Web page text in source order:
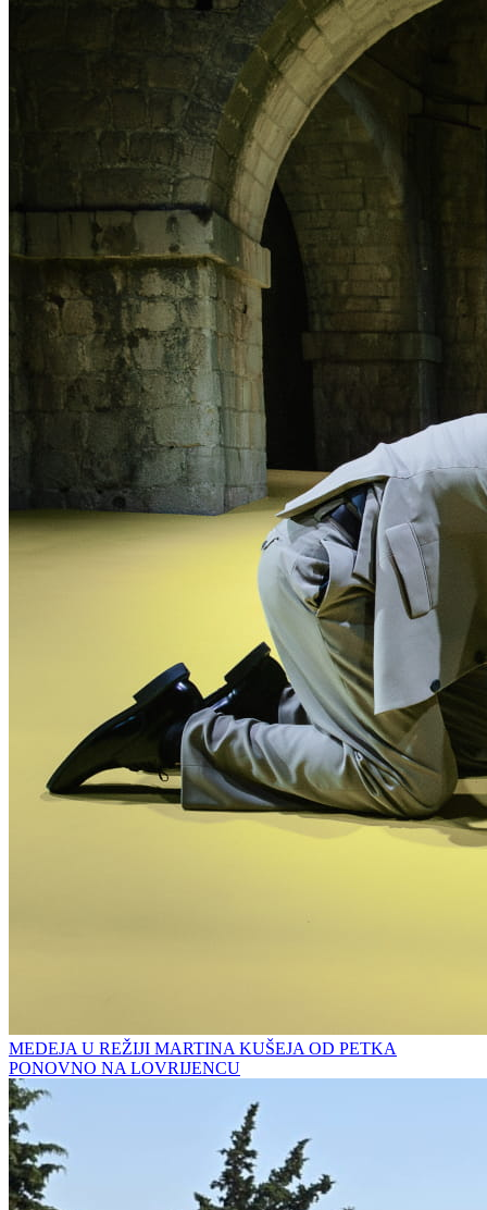
MEDEJA U REŽIJI MARTINA KUŠEJA OD PETKA
PONOVNO NA LOVRIJENCU